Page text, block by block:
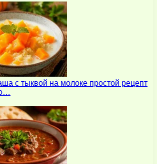
с тыквой на молоке простой рецепт